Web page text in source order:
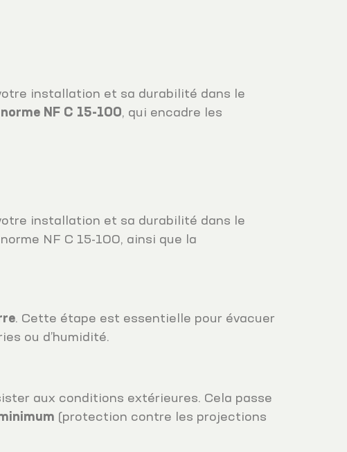
installation et sa durabilité dans le
norme NF C 15-100, qui encadre les
installation et sa durabilité dans le
NF C 15-100, ainsi que la
. Cette étape est essentielle pour évacuer
ou d’humidité.
aux conditions extérieures. Cela passe
(protection contre les projections